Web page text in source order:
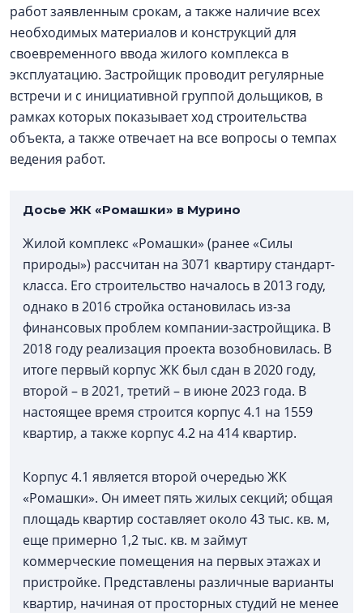
работ заявленным срокам, а также наличие всех
необходимых материалов и конструкций для
своевременного ввода жилого комплекса в
эксплуатацию. Застройщик проводит регулярные
встречи и с инициативной группой дольщиков, в
рамках которых показывает ход строительства
объекта, а также отвечает на все вопросы о темпах
ведения работ.
Досье ЖК «Ромашки» в Мурино
Жилой комплекс «Ромашки» (ранее «Силы
природы») рассчитан на 3071 квартиру стандарт-
класса. Его строительство началось в 2013 году,
однако в 2016 стройка остановилась из-за
финансовых проблем компании-застройщика. В
2018 году реализация проекта возобновилась. В
итоге первый корпус ЖК был сдан в 2020 году,
второй – в 2021, третий – в июне 2023 года. В
настоящее время строится корпус 4.1 на 1559
квартир, а также корпус 4.2 на 414 квартир.
Корпус 4.1 является второй очередью ЖК
«Ромашки». Он имеет пять жилых секций; общая
площадь квартир составляет около 43 тыс. кв. м,
еще примерно 1,2 тыс. кв. м займут
коммерческие помещения на первых этажах и
пристройке. Представлены различные варианты
квартир, начиная от просторных студий не менее